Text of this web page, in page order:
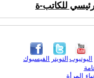
للكاتب-ة
الفيسبوك التويتر اليوتيوب
المرأة